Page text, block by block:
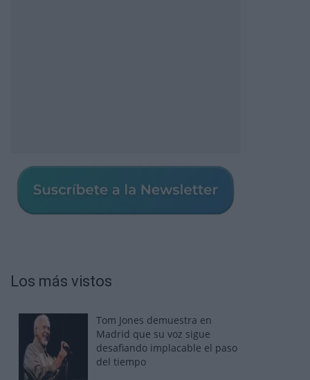
Los más vistos
Tom Jones demuestra en
Madrid que su voz sigue
desafiando implacable el paso
del tiempo